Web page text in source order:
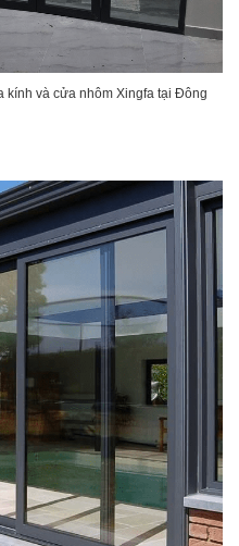
kính và cửa nhôm Xingfa tại Đông